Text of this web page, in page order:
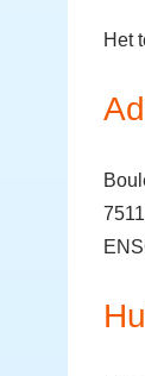
Het